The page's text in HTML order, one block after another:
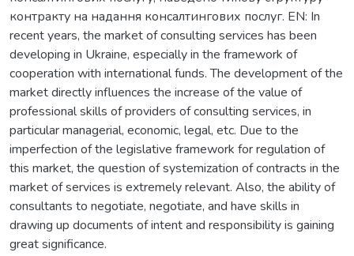
контракту на надання консалтингових послуг. EN: In
recent years, the market of consulting services has been
developing in Ukraine, especially in the framework of
cooperation with international funds. The development of the
market directly influences the increase of the value of
professional skills of providers of consulting services, in
particular managerial, economic, legal, etc. Due to the
imperfection of the legislative framework for regulation of
this market, the question of systemization of contracts in the
market of services is extremely relevant. Also, the ability of
consultants to negotiate, negotiate, and have skills in
drawing up documents of intent and responsibility is gaining
great significance.